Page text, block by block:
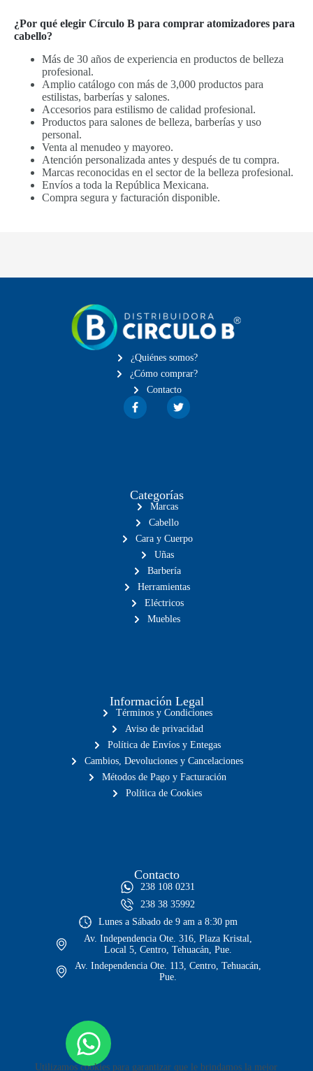
Utilizamos cookies para garantizar que le brindamos la mejor
¿Por qué elegir Círculo B para comprar atomizadores para
cabello?
Más de 30 años de experiencia en productos de belleza
profesional.
Amplio catálogo con más de 3,000 productos para
estilistas, barberías y salones.
Accesorios para estilismo de calidad profesional.
Productos para salones de belleza, barberías y uso
personal.
Venta al menudeo y mayoreo.
Atención personalizada antes y después de tu compra.
Marcas reconocidas en el sector de la belleza profesional.
Envíos a toda la República Mexicana.
Compra segura y facturación disponible.
¿Quiénes somos?
¿Cómo comprar?
Contacto
Categorías
Marcas
Cabello
Cara y Cuerpo
Uñas
Barbería
Herramientas
Eléctricos
Muebles
Información Legal
Términos y Condiciones
Aviso de privacidad
Política de Envíos y Entegas
Cambios, Devoluciones y Cancelaciones
Métodos de Pago y Facturación
Política de Cookies
Contacto
238 108 0231
238 38 35992
Lunes a Sábado de 9 am a 8:30 pm
Av. Independencia Ote. 316, Plaza Kristal,
Local 5, Centro, Tehuacán, Pue.
Av. Independencia Ote. 113, Centro, Tehuacán,
Pue.